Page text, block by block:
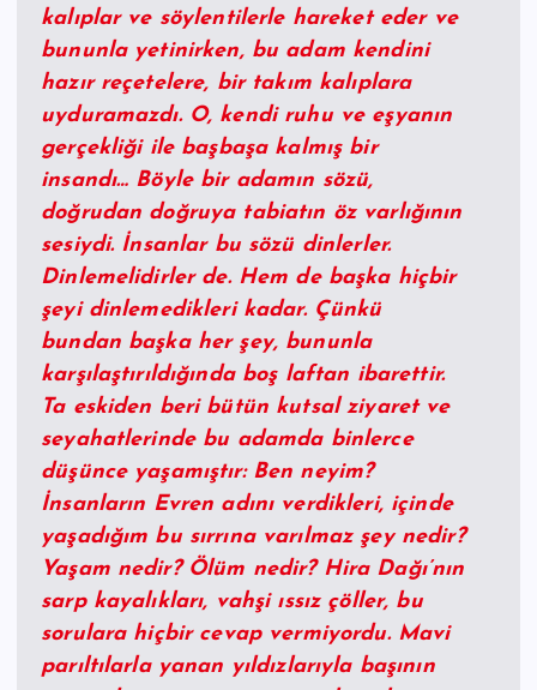
kalıplar ve söylentilerle hareket eder ve
bununla yetinirken, bu adam kendini
hazır reçetelere, bir takım kalıplara
uyduramazdı. O, kendi ruhu ve eşyanın
gerçekliği ile başbaşa kalmış bir
insandı… Böyle bir adamın sözü,
doğrudan doğruya tabiatın öz varlığının
sesiydi. İnsanlar bu sözü dinlerler.
Dinlemelidirler de. Hem de başka hiçbir
şeyi dinlemedikleri kadar. Çünkü
bundan başka her şey, bununla
karşılaştırıldığında boş laftan ibarettir.
Ta eskiden beri bütün kutsal ziyaret ve
seyahatlerinde bu adamda binlerce
düşünce yaşamıştır: Ben neyim?
İnsanların Evren adını verdikleri, içinde
yaşadığım bu sırrına varılmaz şey nedir?
Yaşam nedir? Ölüm nedir? Hira Dağı’nın
sarp kayalıkları, vahşi ıssız çöller, bu
sorulara hiçbir cevap vermiyordu. Mavi
parıltılarla yanan yıldızlarıyla başının